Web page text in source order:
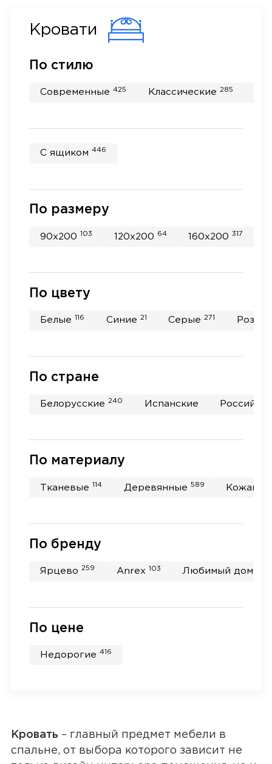
Кровати
По стилю
Современные 425 Классические 285
С ящиком 446
По размеру
90x200 103 120x200 64 160x200317
По цвету
Белые 116 Синие 21 Серые271
По стране
Белорусские 240 Испанские
По материалу
Тканевые 114 Деревянные 589
По бренду
Ярцево 259 Anrex 103 Любимый дом
По цене
Недорогие 416
Кровать– главный предмет мебели в
спальне, от выбора которого зависит не